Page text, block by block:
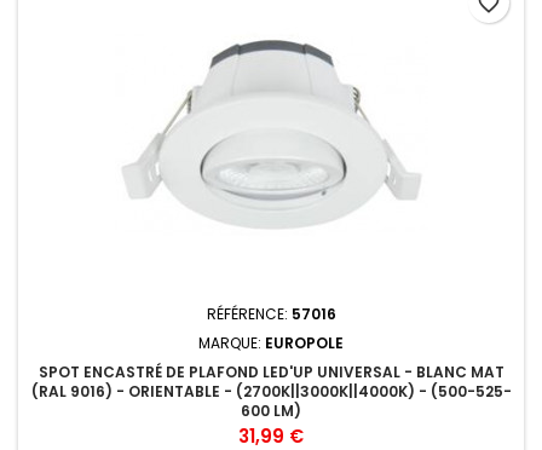
RÉFÉRENCE: 57016
MARQUE: EUROPOLE
SPOT ENCASTRÉ DE PLAFOND LED'UP UNIVERSAL - BLANC MAT
(RAL 9016) - ORIENTABLE - (2700K||3000K||4000K) - (500-525-
600 LM)
Prix
31,99 €